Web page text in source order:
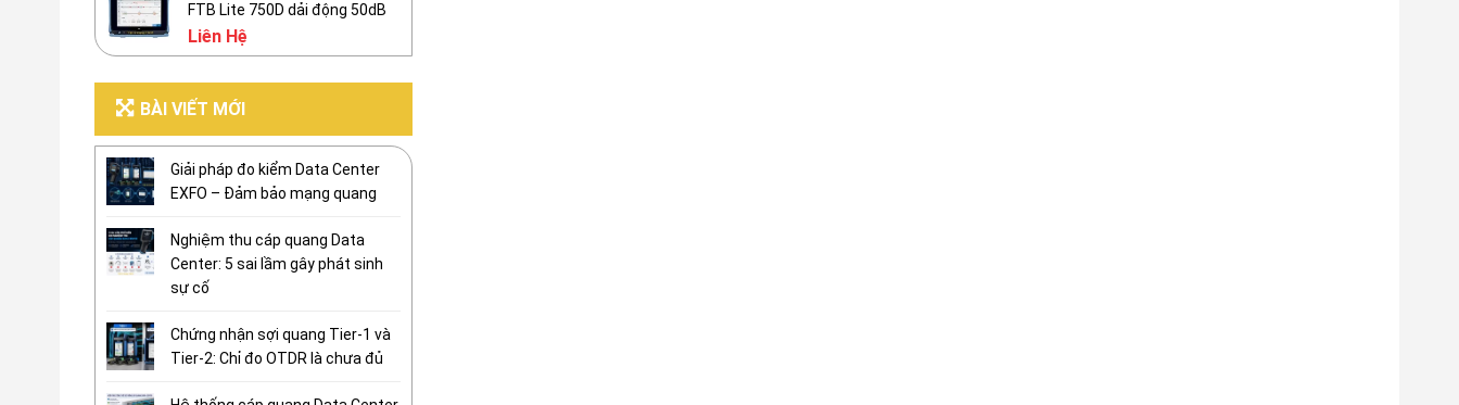
FTB Lite 750D dải động 50dB
Liên Hệ
BÀI VIẾT MỚI
Giải pháp đo kiểm Data Center
EXFO – Đảm bảo mạng quang
Nghiệm thu cáp quang Data
Center: 5 sai lầm gây phát sinh
sự cố
Chứng nhận sợi quang Tier-1 và
Tier-2: Chỉ đo OTDR là chưa đủ